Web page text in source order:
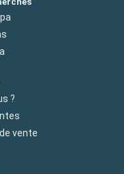
?
vente